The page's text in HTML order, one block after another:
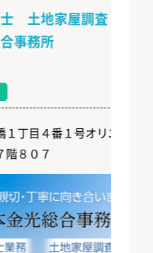
屋調査
番１号オリエ